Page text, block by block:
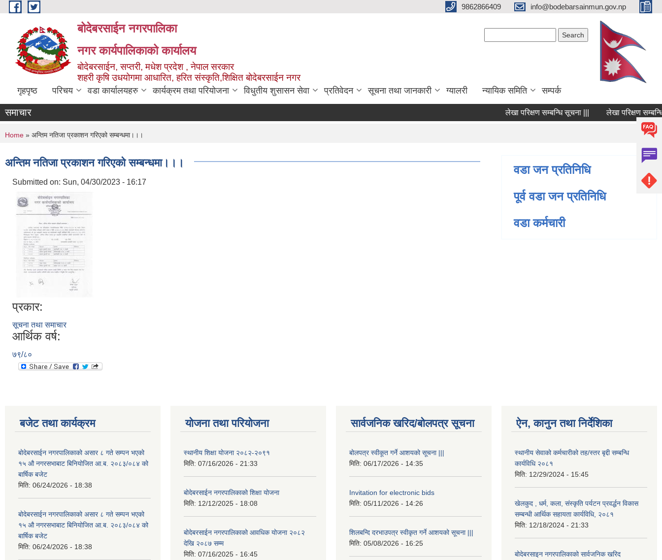
Skip to main content 9862866409 info@bodebarsainmun.gov.np
बोदेबरसाईन नगरपालिका
नगर कार्यपालिकाको कार्यालय
बोदेबरसाईन, सप्तरी, मधेश प्रदेश , नेपाल सरकार
शहरी कृषि उधयोगमा आधारित, हरित संस्कृति,शिक्षित बोदेबरसाईन नगर
गृहपृष्ठ परिचय वडा कार्यालयहरु कार्यक्रम तथा परियोजना विधुतीय शुसासन सेवा प्रतिवेदन सूचना तथा जानकारी ग्यालरी न्यायिक समिति सम्पर्क
समाचार लेखा परिक्षण सम्बन्धि सूचना ||| लेखा परिक्षण सम्बन्धि
1
You are here
Home » अन्तिम नतिजा प्रकाशन गरिएको सम्बन्धमा।।।
अन्तिम नतिजा प्रकाशन गरिएको सम्बन्धमा।।।
Submitted on: Sun, 04/30/2023 - 16:17
प्रकार:
सूचना तथा समाचार
आर्थिक वर्ष:
७९/८०
वडा जन प्रतिनिधि
पूर्व वडा जन प्रतिनिधि
वडा कर्मचारी
बजेट तथा कार्यक्रम
बोदेबरसाईन नगरपालिकाको असार ८ गते सम्पन भएको
१५ ‍‍‍औ नगरसभाबाट बिनियोजित आ.ब. २०८३/०८४ को
बार्षिक बजेट
मिति: 06/24/2026 - 18:38
बोदेबरसाईन नगरपालिकाको असार ८ गते सम्पन भएको
१५ ‍‍‍औ नगरसभाबाट बिनियोजित आ.ब. २०८३/०८४ को
बार्षिक बजेट
मिति: 06/24/2026 - 18:38
योजना तथा परियोजना
स्थानीय शिक्षा योजना २०८२-२०९१
मिति: 07/16/2026 - 21:33
बोदेबरसाईन नगरपालिकाको शिक्षा योजना
मिति: 12/12/2025 - 18:08
बोदेबरसाईन नगरपालिकाको आवधिक योजना २०८२
देखि २०८७ सम्म
मिति: 07/16/2025 - 16:45
सार्वजनिक खरिद/बोलपत्र सूचना
बोलपत्र स्वीकूत गर्ने आशयको सूचना |||
मिति: 06/17/2026 - 14:35
Invitation for electronic bids
मिति: 05/11/2026 - 14:26
शिलबन्दि दरभाउपत्र स्वीकृत गर्ने आशयको सूचना |||
मिति: 05/08/2026 - 16:25
ऐन, कानुन तथा निर्देशिका
स्थानीय सेवाको कर्मचारीको तह/स्तर बृद्दी सम्बन्धि
कार्यविधि २०८१
मिति: 12/29/2024 - 15:45
खेलकुद , धर्म, कला, संस्कृति पर्यटन प्रवर्द्धन विकास
सम्बन्धी आर्थिक सहायता कार्यविधि, २०८१
मिति: 12/18/2024 - 21:33
बोदेबरसाइन नगरपालिकाको सार्वजनिक खरिद